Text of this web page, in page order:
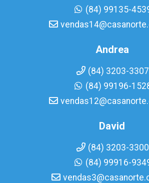
(84) 99135-
Andrea
(84) 3203-3307
(84) 99196-
David
(84) 3203-3300
(84) 99916-